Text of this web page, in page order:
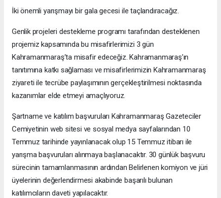
İki önemli yarışmayı bir gala gecesi ile taçlandıracağız.
Genlik projeleri destekleme programı tarafından desteklenen
projemiz kapsamında bu misafirlerimizi 3 gün
Kahramanmaraş’ta misafir edeceğiz. Kahramanmaraş’ın
tanıtımına katkı sağlaması ve misafirlerimizin Kahramanmaraş
ziyareti ile tecrübe paylaşımının gerçekleştirilmesi noktasında
kazanımlar elde etmeyi amaçlıyoruz.
Şartname ve katılım başvuruları Kahramanmaraş Gazeteciler
Cemiyetinin web sitesi ve sosyal medya sayfalarından 10
Temmuz tarihinde yayınlanacak olup 15 Temmuz itibarı ile
yarışma başvuruları alınmaya başlanacaktır. 30 günlük başvuru
sürecinin tamamlanmasının ardından Belirlenen komiyon ve jüri
üyelerinin değerlendirmesi akabinde başarılı bulunan
katılımcıların daveti yapılacaktır.